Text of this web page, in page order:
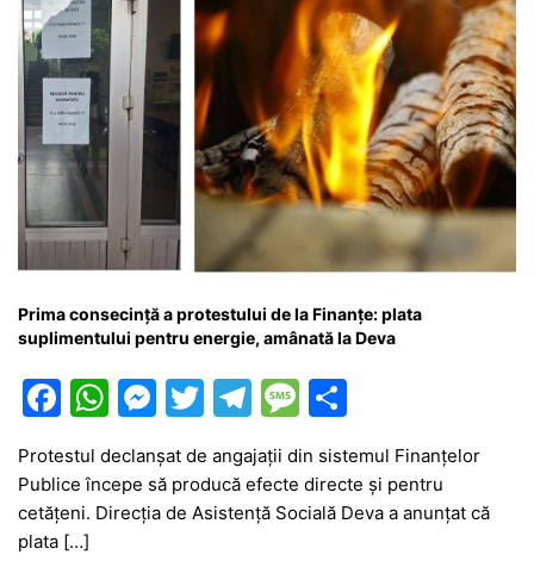
Prima consecință a protestului de la Finanțe: plata
suplimentului pentru energie, amânată la Deva
F
c
e
b
W
at
s
M
s
s
T
itt
er
T
el
e
gr
M
e
s
s
ta
je
Protestul declanșat de angajații din sistemul Finanțelor
Publice începe să producă efecte directe și pentru
cetățeni. Direcția de Asistență Socială Deva a anunțat că
plata […]